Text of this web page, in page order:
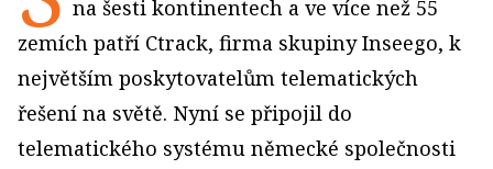
na šesti kontinentech a ve více než 55
zemích patří Ctrack, firma skupiny Inseego, k
největším poskytovatelům telematických
řešení na světě. Nyní se připojil do
telematického systému německé společnosti